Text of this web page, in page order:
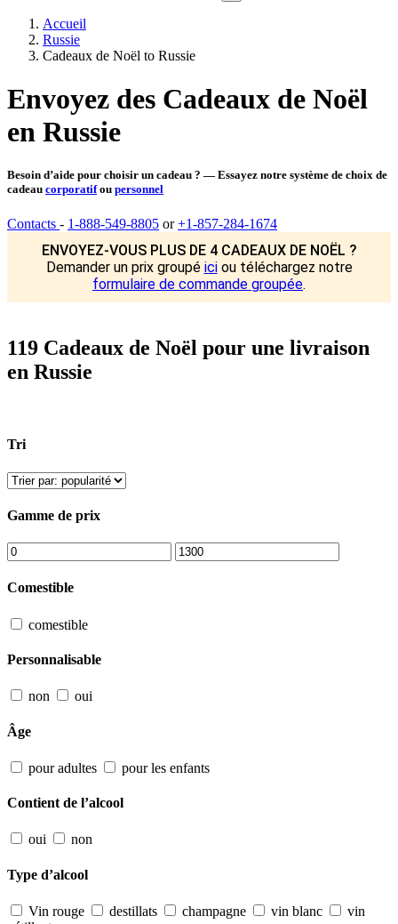
Accueil
Russie
Cadeaux de Noël to Russie
Envoyez des Cadeaux de Noël
en Russie
Besoin d’aide pour choisir un cadeau ? — Essayez notre système de choix de
cadeau corporatifou personnel
Contacts - 1-888-549-8805 or+1-857-284-1674
ENVOYEZ-VOUS PLUS DE 4 CADEAUX DE NOËL ?
Demander un prix groupé iciou téléchargez notre
formulaire de commande groupée.
119 Cadeaux de Noël pour une livraison
en Russie
Tri
Gamme de prix
Comestible
comestible
Personnalisable
non oui
Âge
pour adultes pour les enfants
Contient de l’alcool
oui non
Type d’alcool
Vin rouge destillats champagne vin blanc
vin